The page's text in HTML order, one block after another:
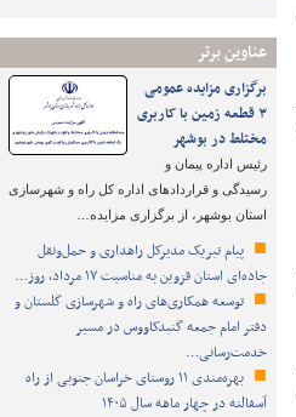
عناوین برتر
برگزاری مزایده عمومی
۳ قطعه زمین با کاربری
مختلط در بوشهر
رئیس اداره پیمان و
رسیدگی و قراردادهای اداره کل راه و شهرسازی
استان بوشهر، از برگزاری مزایده…
پیام تبریک مدیرکل راهداری و حمل‌ونقل
جاده‌ای استان قزوین به مناسبت ۱۷ مرداد، روز…
توسعه همکاری‌های راه و شهرسازی گلستان و
دفتر امام جمعه گنبدکاووس در مسیر
خدمت‌رسانی…
بهره‌مندی ۱۱ روستای خراسان جنوبی از راه
آسفالته در چهار ماهه سال ۱۴۰۵